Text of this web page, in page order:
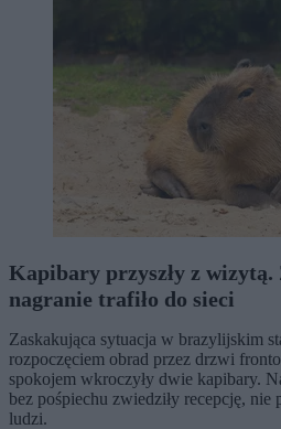
Kapibary przyszły z wizytą.
nagranie trafiło do sieci
Zaskakująca sytuacja w brazylijskim
rozpoczęciem obrad przez drzwi
spokojem wkroczyły dwie kapibary.
bez pośpiechu zwiedziły recepcję, nie
ludzi.